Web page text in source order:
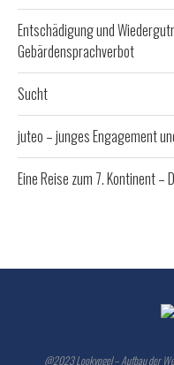
Entschädigung und
Gebärdensprachverbot
Sucht
juteo – junges Engagement
Eine Reise zum 7. Kontinent –
@2023 Lookvogel – Aufbau der